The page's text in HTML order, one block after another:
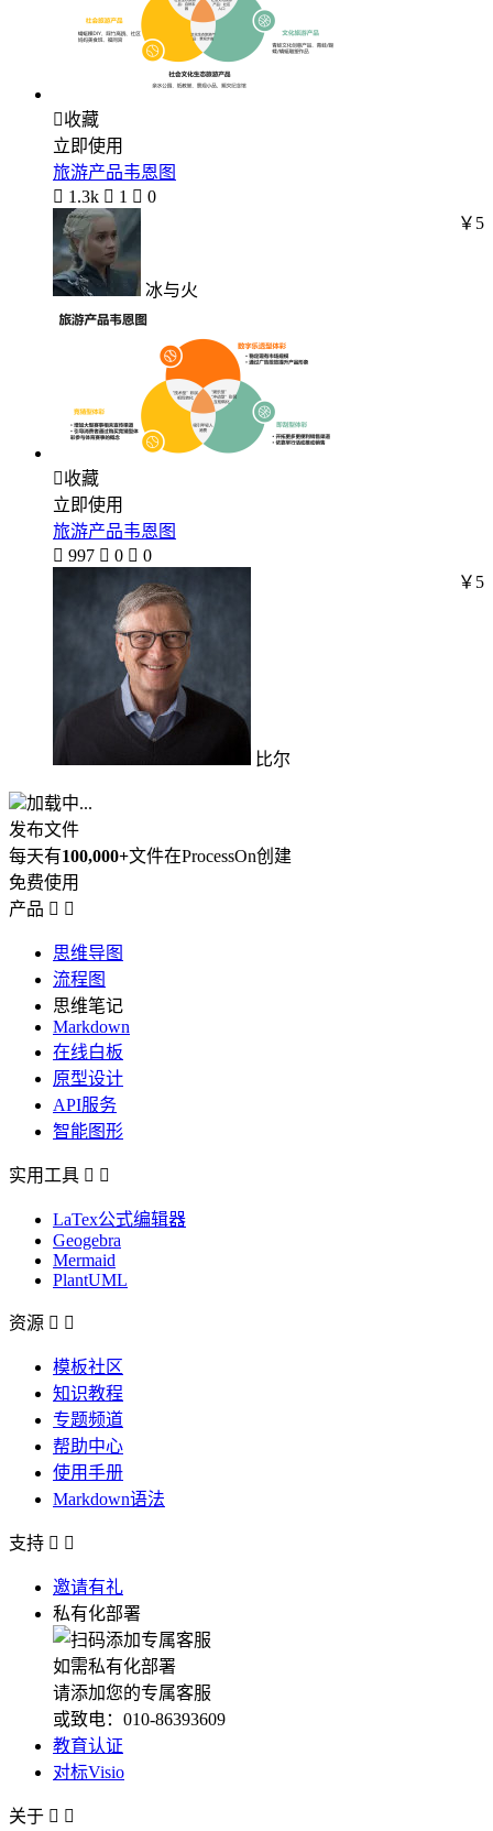
收藏
立即使用
旅游产品韦恩图
 1.3k  1  0
冰与火
￥5
收藏
立即使用
旅游产品韦恩图
 997  0  0
比尔
￥5
加载中...
发布文件
每天有100,000+文件在ProcessOn创建
免费使用
产品  
思维导图
流程图
思维笔记
Markdown
在线白板
原型设计
API服务
智能图形
实用工具  
LaTex公式编辑器
Geogebra
Mermaid
PlantUML
资源  
模板社区
知识教程
专题频道
帮助中心
使用手册
Markdown语法
支持  
邀请有礼
私有化部署
如需私有化部署
请添加您的专属客服
或致电：010-86393609
教育认证
对标Visio
关于  